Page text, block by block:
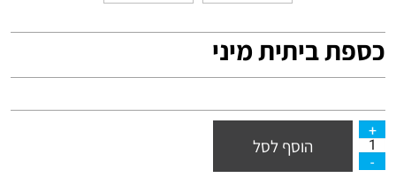
כספת ביתית מיני
הוסף לסל